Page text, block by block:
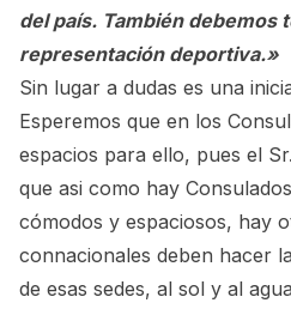
del país. También debemos
representación deportiva.»
Sin lugar a dudas es una
Esperemos que en los
espacios para ello, pues el
que asi como hay
cómodos y espaciosos, hay
connacionales deben hacer
de esas sedes, al sol y al